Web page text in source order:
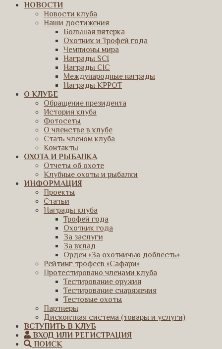
НОВОСТИ
Новости клуба
Наши достижения
Большая пятерка
Охотник и Трофей года
Чемпионы мира
Награды SCI
Награды CIC
Международные награды
Награды КРРОТ
О КЛУБЕ
Обращение президента
История клуба
Фотосеты
О членстве в клубе
Стать членом клуба
Контакты
ОХОТА И РЫБАЛКА
Отчеты об охоте
Клубные охоты и рыбалки
ИНФОРМАЦИЯ
Проекты
Статьи
Награды клуба
Трофей года
Охотник года
За заслуги
За вклад
Орден «За охотничью доблесть»
Рейтинг трофеев «Сафари»
Протестировано членами клуба
Тестирование оружия
Тестирование снаряжения
Тестовые охоты
Партнеры
Дисконтная система (товары и услуги)
ВСТУПИТЬ В КЛУБ
ВХОД ИЛИ РЕГИСТРАЦИЯ
ПОИСК